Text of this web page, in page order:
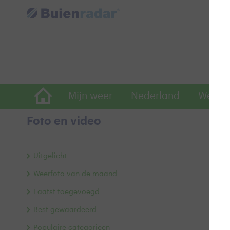
Mijn weer Nederland
Foto en video
Uitgelicht
Weerfoto van de maand
Laatst toegevoegd
Best gewaardeerd
Populaire categorieën